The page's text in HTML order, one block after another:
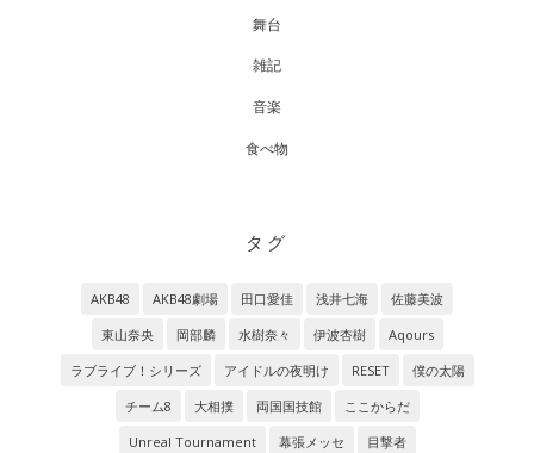
舞台
雑記
音楽
食べ物
タグ
AKB48 AKB48劇場 田口愛佳 浅井七海
佐藤美波
東山奈央
岡部麟 水樹奈々 伊波杏樹
Aqours
ラブライブ！シリーズ
アイドルの夜明け RESET
僕の太陽
チーム8
大相撲 両国国技館
ここからだ
Unreal Tournament
幕張メッセ
目撃者